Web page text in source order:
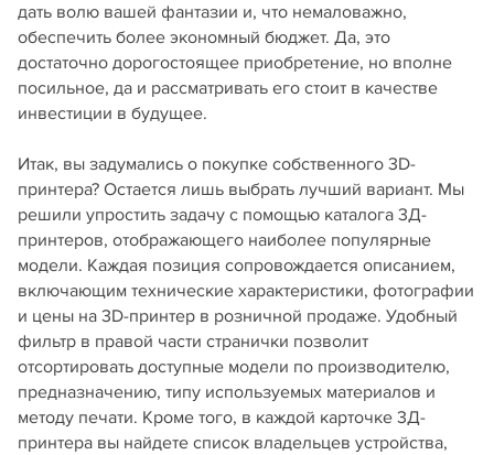
дать волю вашей фантазии и, что немаловажно,
обеспечить более экономный бюджет. Да, это
достаточно дорогостоящее приобретение, но вполне
посильное, да и рассматривать его стоит в качестве
инвестиции в будущее.
Итак, вы задумались о покупке собственного 3D-
принтера? Остается лишь выбрать лучший вариант. Мы
решили упростить задачу с помощью каталога 3Д-
принтеров, отображающего наиболее популярные
модели. Каждая позиция сопровождается описанием,
включающим технические характеристики, фотографии
и цены на 3D-принтер в розничной продаже. Удобный
фильтр в правой части странички позволит
отсортировать доступные модели по производителю,
предназначению, типу используемых материалов и
методу печати. Кроме того, в каждой карточке 3Д-
принтера вы найдете список владельцев устройства,